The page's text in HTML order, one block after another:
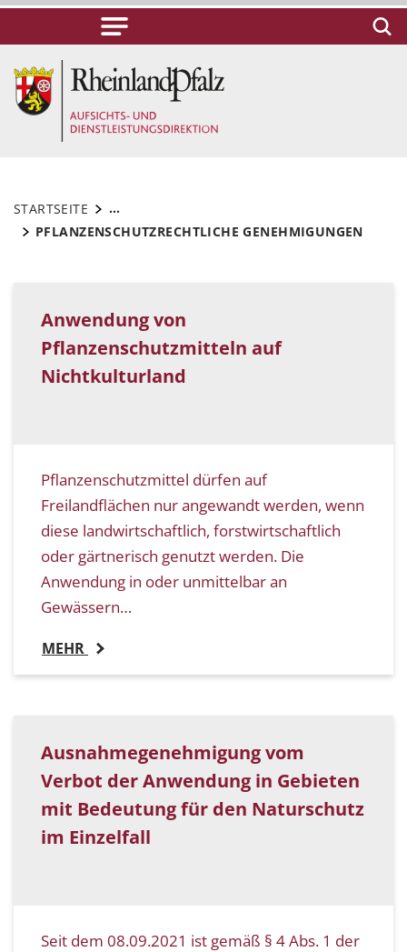
STARTSEITE
...
PFLANZENSCHUTZRECHTLICHE GENEHMIGUNGEN
Anwendung von
Pflanzenschutzmitteln auf
Nichtkulturland
Pflanzenschutzmittel dürfen auf
Freilandflächen nur angewandt werden, wenn
diese landwirtschaftlich, forstwirtschaftlich
oder gärtnerisch genutzt werden. Die
Anwendung in oder unmittelbar an
Gewässern…
MEHR
Ausnahmegenehmigung vom
Verbot der Anwendung in Gebieten
mit Bedeutung für den Naturschutz
im Einzelfall
Seit dem 08.09.2021 ist gemäß § 4 Abs. 1 der